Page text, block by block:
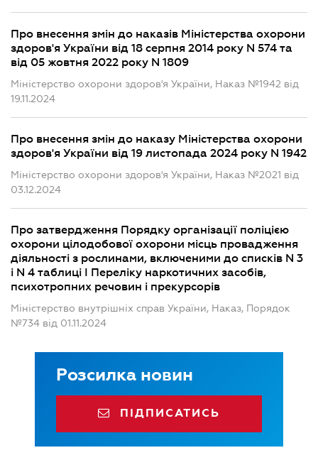
Про внесення змін до наказів Міністерства охорони
здоров'я України від 18 серпня 2014 року N 574 та
від 05 жовтня 2022 року N 1809
Міністерство охорони здоров'я України, Наказ №1942 від
19.11.2024
Про внесення змін до наказу Міністерства охорони
здоров'я України від 19 листопада 2024 року N 1942
Міністерство охорони здоров'я України, Наказ №2021 від
03.12.2024
Про затвердження Порядку організації поліцією
охорони цілодобової охорони місць провадження
діяльності з рослинами, включеними до списків N 3
і N 4 таблиці I Переліку наркотичних засобів,
психотропних речовин і прекурсорів
Міністерство внутрішніх справ України, Наказ, Порядок
№734 від 01.11.2024
Розсилка новин
ПІДПИСАТИСЬ